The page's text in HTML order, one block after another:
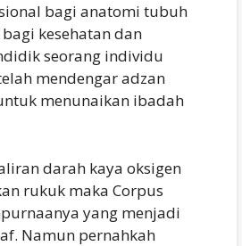
bagi anatomi tubuh
kesehatan dan
seorang individu
mendengar adzan
menunaikan ibadah
darah kaya oksigen
rukuk maka Corpus
yang menjadi
Namun pernahkah